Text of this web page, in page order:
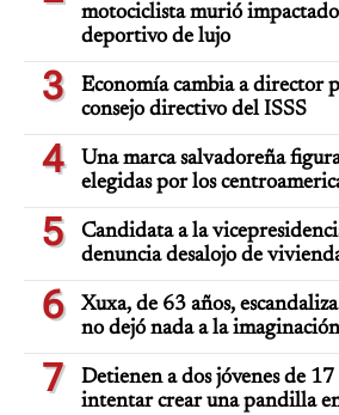
motociclista murió
deportivo de lujo
3
Economía cambia a director
consejo directivo del ISSS
4
Una marca salvadoreña
elegidas por los
5
Candidata a la
denuncia desalojo de
6
Xuxa, de 63 años,
no dejó nada a la imaginación
7
Detienen a dos jóvenes de 17
intentar crear una pandilla